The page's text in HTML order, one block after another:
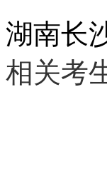
湖南长
相关考